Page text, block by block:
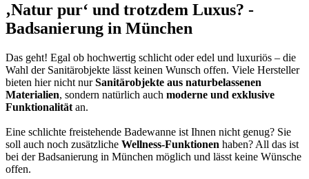
‚Natur pur‘ und trotzdem Luxus? -
Badsanierung in München
Das geht! Egal ob hochwertig schlicht oder edel und luxuriös – die
Wahl der Sanitärobjekte lässt keinen Wunsch offen. Viele Hersteller
bieten hier nicht nurSanitärobjekte aus naturbelassenen
Materialien, sondern natürlich auch moderne und exklusive
Funktionalität an.
Eine schlichte freistehende Badewanne ist Ihnen nicht genug? Sie
soll auch noch zusätzliche Wellness-Funktionen haben? All das ist
bei der Badsanierung in München möglich und lässt keine Wünsche
offen.